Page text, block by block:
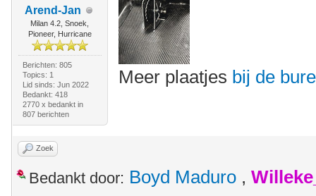
Arend-Jan
Milan 4.2, Snoek,
Pioneer, Hurricane
Berichten: 805
Topics: 1
Lid sinds: Jun 2022
Bedankt: 418
2770 x bedankt in
807 berichten
Meer plaatjes bij de
Zoek
Bedankt door: Boyd Maduro ,